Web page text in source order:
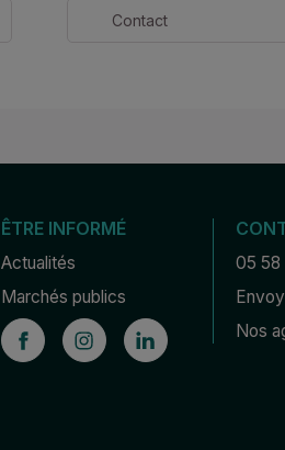
Contact
ÊTRE INFORMÉ
Actualités
Marchés publics
05 58
Nos